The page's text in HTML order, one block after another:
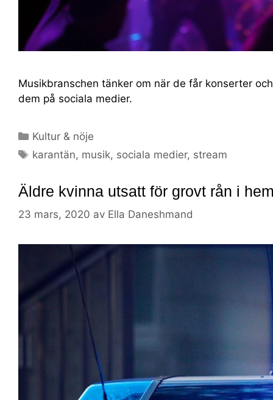
Musikbranschen tänker om när de får konserter
dem på sociala medier.
Kultur & nöje
karantän, musik, sociala medier, stream
Äldre kvinna utsatt för grovt rån i
23 mars, 2020 av Ella Daneshmand